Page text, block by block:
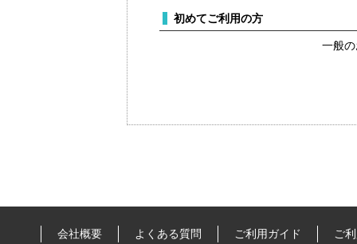
初めてご利用の方
一般
会社概要 よくある質問 ご利用ガイド ご